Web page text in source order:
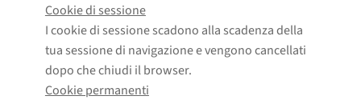
Cookie di sessione
I cookie di sessione scadono alla scadenza della
tua sessione di navigazione e vengono cancellati
dopo che chiudi il browser.
Cookie permanenti